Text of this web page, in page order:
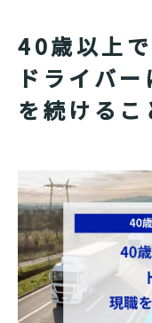
40歳以上
ドライバ
を続けるこ